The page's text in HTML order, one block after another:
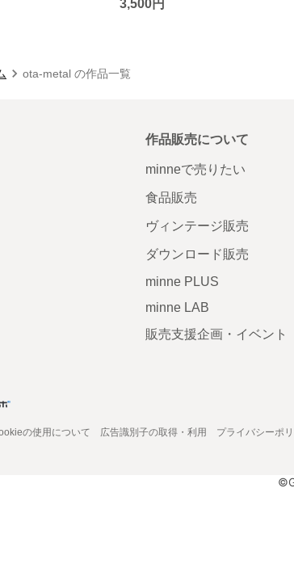
3,500円
ota-metal の作品一覧
作品販売について
minneで売りたい
食品販売
ヴィンテージ販売
ダウンロード販売
minne PLUS
minne LAB
販売支援企画・イベント
の使用について 広告識別子の取得・利用 プライバシーポ